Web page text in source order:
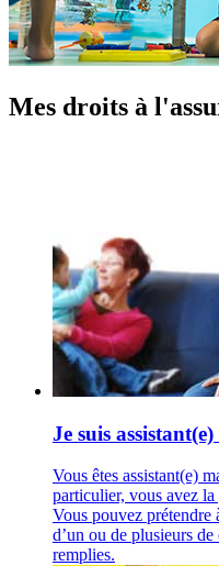
Mes droits à
Je suis
Vous êtes assistant(e)
particulier, vous avez la
Vous pouvez prétendre
d’un ou de plusieurs
remplies.